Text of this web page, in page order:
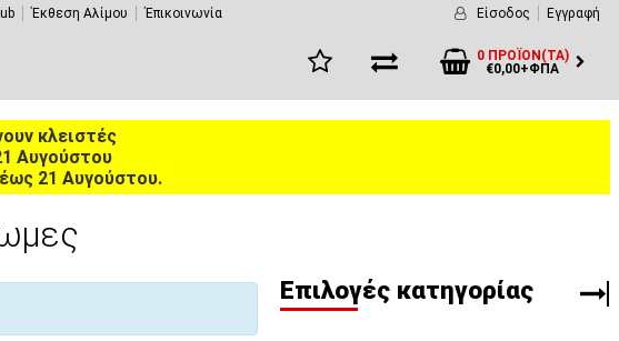
Έκθεση Αλίμου Έπικοινωνία Είσοδος Εγγραφή
0 ΠΡΟΪΌΝ(ΤΑ)
€0,00+ΦΠΑ
κλειστές
Αυγούστου
21 Αυγούστου.
Eπιλογές κατηγορίας